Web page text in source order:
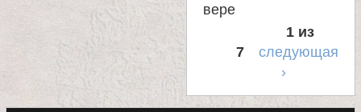
вере
1 из
7
следующая
›